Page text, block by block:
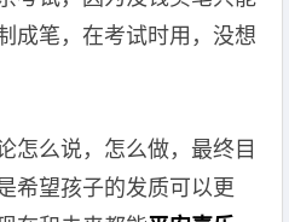
成笔，在考试时用，没想
怎么说，怎么做，最终目
希望孩子的发质可以更